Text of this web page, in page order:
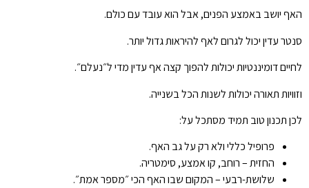
האף יושב באמצע הפנים, אבל הוא עובד עם כולם.
סנטר עדין יכול לגרום לאף להיראות גדול יותר.
לחיים דומיננטיות יכולות להפוך קצה אף עדין מדי ל״נעלם״.
וזוויות תאורה יכולות לשנות הכל בשנייה.
לכן תכנון טוב תמיד מסתכל על:
פרופיל כללי ולא רק על גב האף.
החזית – רוחב, קו אמצע, סימטריה.
שלושת-רבעי – המקום שבו האף הכי ״מספר אמת״.